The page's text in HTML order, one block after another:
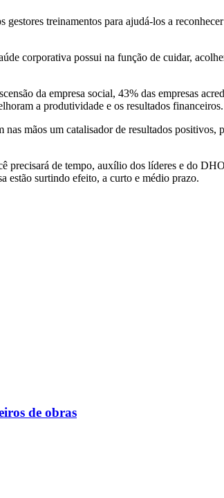
treinamentos para ajudá-los a
corporativa possui na função de cuidar,
da empresa social, 43% das empresas
a produtividade e os resultados financeiros.
mãos um catalisador de resultados positivos,
precisará de tempo, auxílio dos líderes e do
estão surtindo efeito, a curto e médio prazo.
de obras